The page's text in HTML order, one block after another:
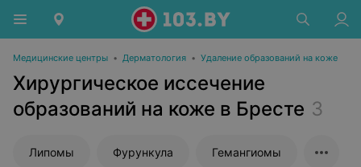
Медицинские центры • Дерматология • Удаление образований на коже
Хирургическое иссечение
образований на коже в Бресте 3
Липомы Фурункула Гемангиомы